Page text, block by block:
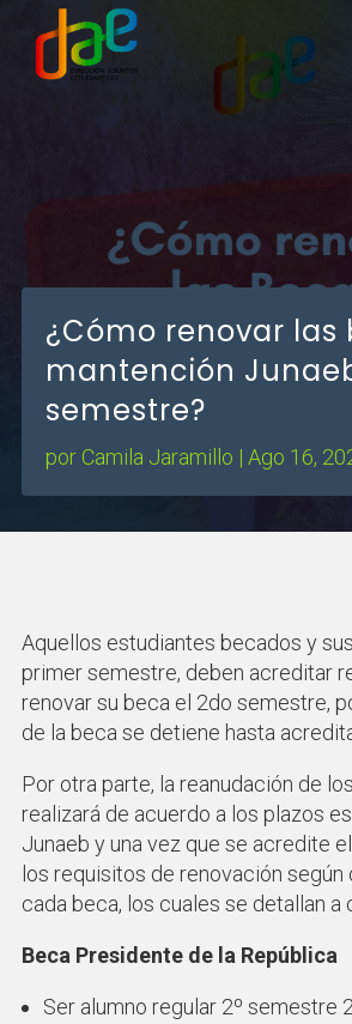
¿Cómo renovar las
mantención
semestre?
por Camila Jaramillo | Ago 16,
Aquellos estudiantes becados y
primer semestre, deben acreditar
renovar su beca el 2do semestre,
de la beca se detiene hasta
Por otra parte, la reanudación de
realizará de acuerdo a los plazos
Junaeb y una vez que se acredite
los requisitos de renovación
cada beca, los cuales se detallan a
Beca Presidente de la República
Ser alumno regular 2º semestre